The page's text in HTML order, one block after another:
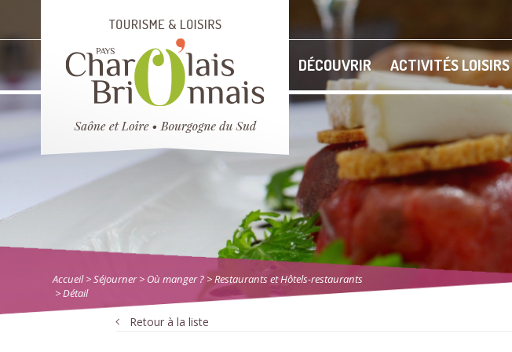
DÉCOUVRIR ACTIVITÉS LOISIRS
Accueil> Séjourner> Où manger ? >Restaurants et Hôtels-restaurants
> Détail
Retour à la liste